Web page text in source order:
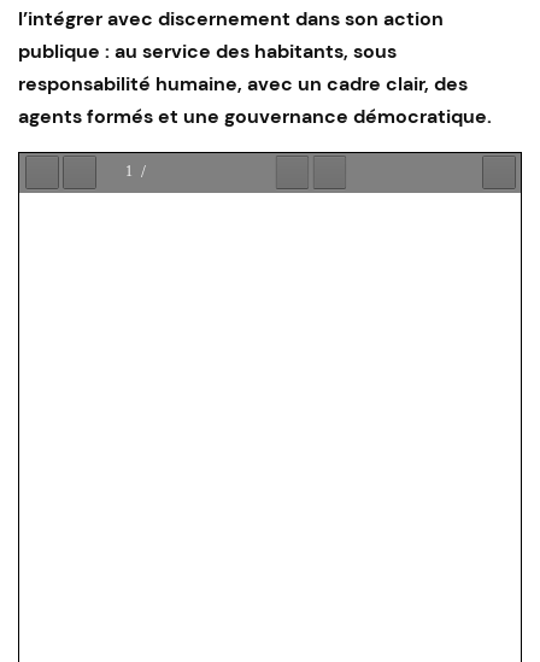
l’intégrer avec discernement dans son action
publique : au service des habitants, sous
responsabilité humaine, avec un cadre clair, des
agents formés et une gouvernance démocratique.